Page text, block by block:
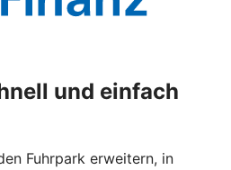
und einfach
Fuhrpark erweitern, in